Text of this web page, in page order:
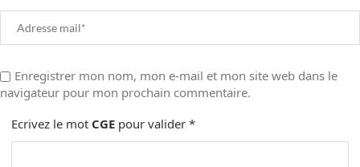
Enregistrer mon nom, mon e-mail et mon site web dans le
navigateur pour mon prochain commentaire.
Ecrivez le mot CGE pour valider *